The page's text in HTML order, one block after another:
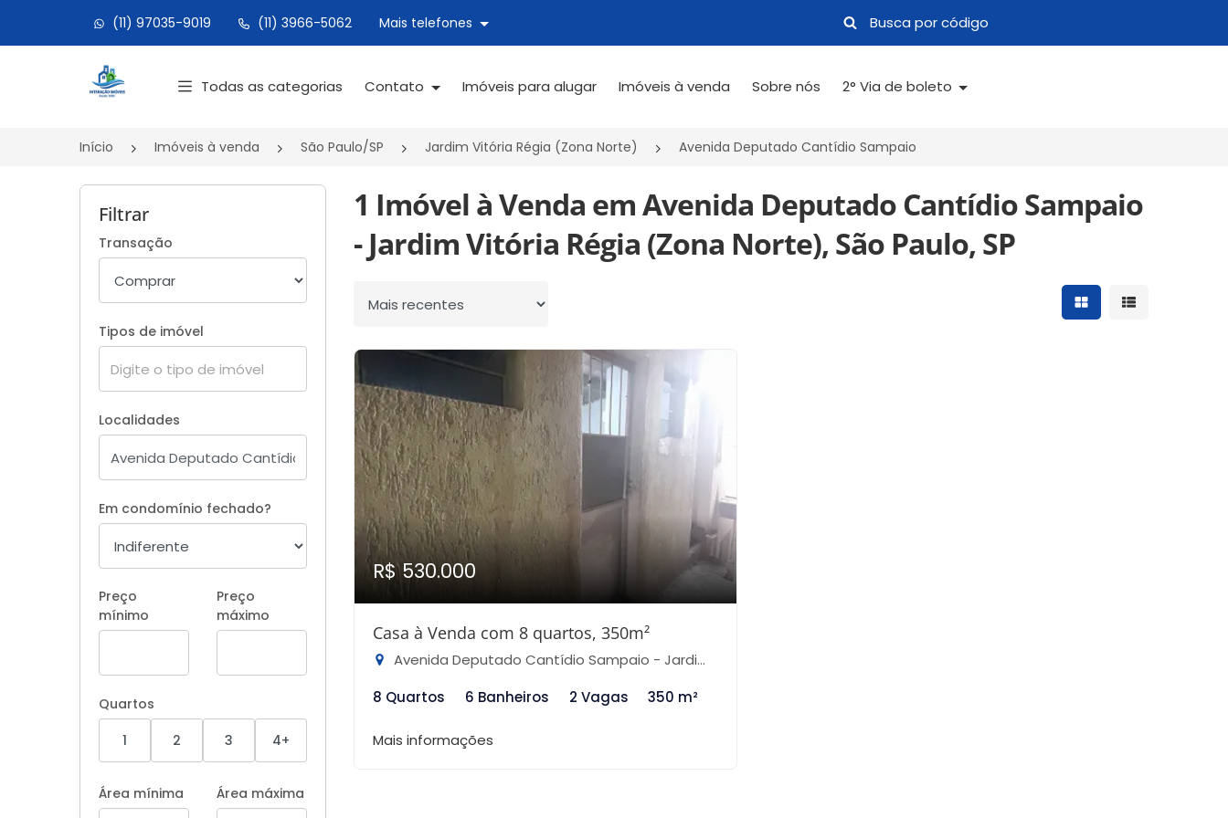
(11) 97035-9019 (11) 3966-5062 Mais telefones
Página inicial
Todas as categorias Contato Imóveis para alugar Imóveis à venda Sobre nós 2° Via de boleto
Início Imóveis à venda São Paulo/SP Jardim Vitória Régia (Zona Norte) Avenida Deputado Cantídio Sampaio
Filtrar
Transação
Tipos de imóvel
Localidades
Em condomínio fechado?
Preço
mínimo
Preço
máximo
Quartos
1
2 3 4+
Área mínima Área máxima
1 Imóvel à Venda em Avenida Deputado Cantídio Sampaio
- Jardim Vitória Régia (Zona Norte), São Paulo, SP
Ordenar por Mostrar resultados
Mostrar
R$ 530.000
Casa à Venda com 8 quartos, 350m²
Avenida Deputado Cantídio Sampaio - Jardim Vitória Régia (Zona Norte), São Paulo-SP
8 Quartos
6 Banheiros 2 Vagas 350 m²
Mais informações